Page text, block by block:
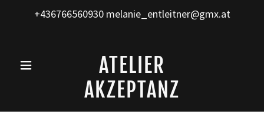
+436766560930 melanie_entleitner@gmx.at
ATELIER
AKZEPTANZ